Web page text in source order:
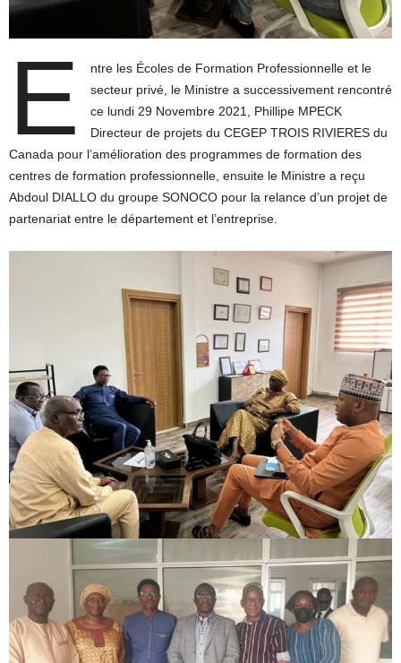
E
ntre les Écoles de Formation Professionnelle et le
secteur privé, le Ministre a successivement rencontré
ce lundi 29 Novembre 2021, Phillipe MPECK
Directeur de projets du CEGEP TROIS RIVIERES du
Canada pour l’amélioration des programmes de formation des
centres de formation professionnelle, ensuite le Ministre a reçu
Abdoul DIALLO du groupe SONOCO pour la relance d’un projet de
partenariat entre le département et l’entreprise.